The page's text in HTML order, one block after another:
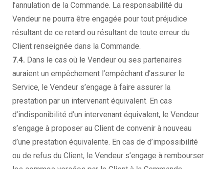
l’annulation de la Commande. La responsabilité du
Vendeur ne pourra être engagée pour tout préjudice
résultant de ce retard ou résultant de toute erreur du
Client renseignée dans la Commande.
7.4. Dans le cas où le Vendeur ou ses partenaires
auraient un empêchement l’empêchant d’assurer le
Service, le Vendeur s’engage à faire assurer la
prestation par un intervenant équivalent. En cas
d’indisponibilité d’un intervenant équivalent, le Vendeur
s’engage à proposer au Client de convenir à nouveau
d’une prestation équivalente. En cas de d’impossibilité
ou de refus du Client, le Vendeur s’engage à rembourser